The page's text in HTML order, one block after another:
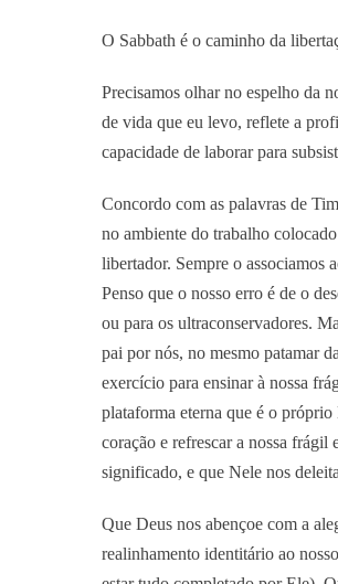
O Sabbath é o caminho da
Precisamos olhar no espelho da
de vida que eu levo, reflete a
capacidade de laborar para
Concordo com as palavras de
no ambiente do trabalho
libertador. Sempre o associamos
Penso que o nosso erro é de o
ou para os ultraconservadores.
pai por nós, no mesmo patamar
exercício para ensinar à nossa
plataforma eterna que é o
coração e refrescar a nossa
significado, e que Nele nos
Que Deus nos abençoe com a
realinhamento identitário ao